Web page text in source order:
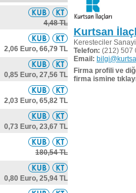
4,48 TL
2,06 Euro, 66,79 TL
0,85 Euro, 27,56 TL
2,03 Euro, 65,82 TL
0,73 Euro, 23,67 TL
180,54 TL
0,80 Euro, 25,94 TL
Kurtsan
Keresteciler
Telefon: (212) 507
Email:
Firma profili ve
firma ismine